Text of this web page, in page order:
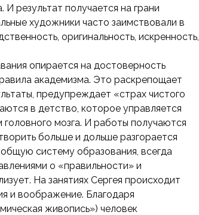
результат получается на грани
художники часто заимствовали в
оригинальность, искренность,
опирается на достоверность
академизма. Это раскрепощает
предупреждает «страх чистого
в детство, которое управляется
мозга. И работы получаются
больше и дольше разгорается
систему образования, всегда
о «правильности» и
На занятиях Сергея происходит
и воображение. Благодаря
живопись») человек